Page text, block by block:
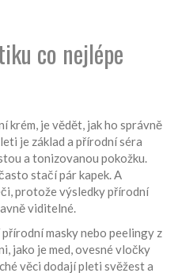
co nejlépe
krém, je vědět, jak ho správně
je základ a přírodní séra
a tonizovanou pokožku.
stačí pár kapek. A
protože výsledky přírodní
viditelné.
masky nebo peelingy z
jako je med, ovesné vločky
věci dodají pleti svěžest a